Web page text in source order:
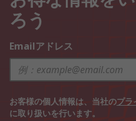
ろう
Emailアドレス
お客様の個人情報は、当社のプラ
に取り扱いを行います。